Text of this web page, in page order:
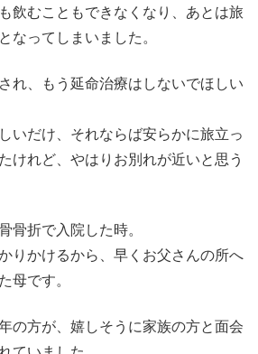
飲むこともできなくなり、あとは旅
なってしまいました。
れ、もう延命治療はしないでほしい
いだけ、それならば安らかに旅立っ
けれど、やはりお別れが近いと思う
骨折で入院した時。
りかけるから、早くお父さんの所へ
母です。
の方が、嬉しそうに家族の方と面会